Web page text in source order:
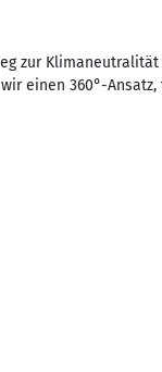
zur
einen 360°-